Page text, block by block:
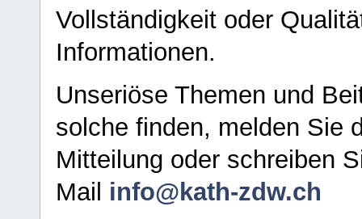
Vollständigkeit oder
Informationen.
Unseriöse Themen und
solche finden, melden Sie
Mitteilung oder schreiben
Mail info@kath-zdw.ch